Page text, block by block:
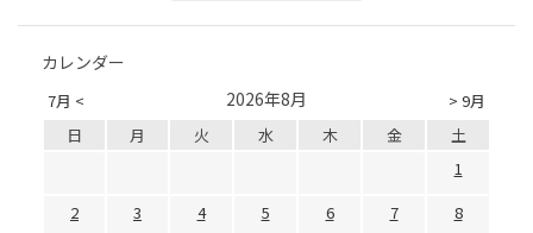
カレンダー
7月 < > 9月
2026年8月
日 月 火 水 木 金
土
1
2
3 4 5 6 7
8